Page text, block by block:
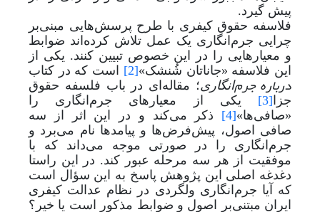
پیش گیرد.
فلاسفه حقوق کیفری با طرح پرسش‌هایی مبنی‌بر
چرایی جرم‌انگاری یک عمل تلاش کرده‌اند ضوابط
و معیارهایی را در این خصوص تبیین کنند. یکی از
این فلاسفه «جاناتان شُنشک»[2] است که در کتاب
درباره جرمانگاری؛ مقاله ای در باب فلسفه حقوق
جزا [3] یکی از معیارهای جرم‌انگاری را
«صافیها»[4] ذکر می‌کند و در این اثر از سه
صافی اصول، پیش‌فرض‌ها و پیامدها نام می‌برد و
جرم‌انگاری را در صورتی موجه می‌داند که با
موفقیت از هر سه مرحله عبور کند. در این راستا
دغدغه اصلی این پژوهش پاسخ به این سؤال است
که آیا جرم‌انگاری ولگردی در نظام عدالت کیفری
ایران مبتنی‌بر اصول و ضوابط مذکور است یا خیر؟